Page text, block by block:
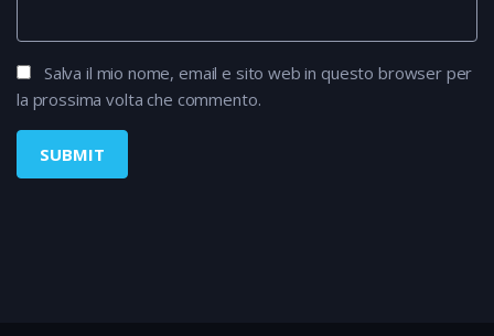
Salva il mio nome, email e sito web in questo browser per
la prossima volta che commento.